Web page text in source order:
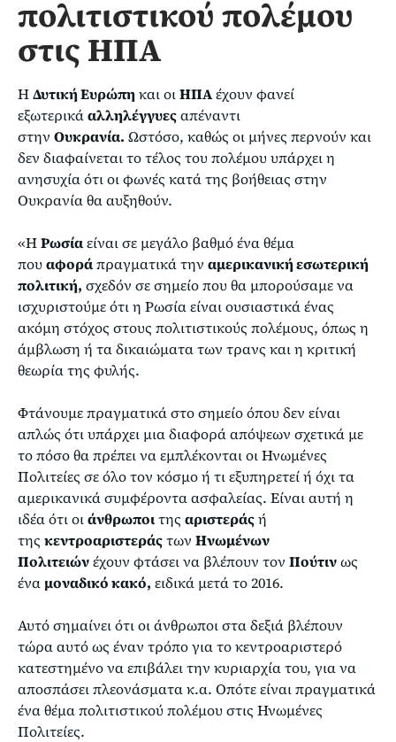
πολιτιστικού πολέμου
στις ΗΠΑ
ΗΔυτική Ευρώπηκαι οιΗΠΑέχουν φανεί
εξωτερικάαλληλέγγυεςαπέναντι
στην Ουκρανία. Ωστόσο, καθώς οι μήνες περνούν και
δεν διαφαίνεται το τέλος του πολέμου υπάρχει η
ανησυχία ότι οι φωνές κατά της βοήθειας στην
Ουκρανία θα αυξηθούν.
«ΗΡωσίαείναι σε μεγάλο βαθμό ένα θέμα
που αφοράπραγματικά την αμερικανική εσωτερική
πολιτική, σχεδόν σε σημείο που θα μπορούσαμε να
ισχυριστούμε ότι η Ρωσία είναι ουσιαστικά ένας
ακόμη στόχος στους πολιτιστικούς πολέμους, όπως η
άμβλωση ή τα δικαιώματα των τρανς και η κριτική
θεωρία της φυλής.
Φτάνουμε πραγματικά στο σημείο όπου δεν είναι
απλώς ότι υπάρχει μια διαφορά απόψεων σχετικά με
το πόσο θα πρέπει να εμπλέκονται οι Ηνωμένες
Πολιτείες σε όλο τον κόσμο ή τι εξυπηρετεί ή όχι τα
αμερικανικά συμφέροντα ασφαλείας. Είναι αυτή η
ιδέα ότι οιάνθρωποιτης αριστεράςή
της κεντροαριστεράςτων Ηνωμένων
Πολιτειώνέχουν φτάσει να βλέπουν τον Πούτινως
ένα μοναδικό κακό, ειδικά μετά το 2016.
Αυτό σημαίνει ότι οι άνθρωποι στα δεξιά βλέπουν
τώρα αυτό ως έναν τρόπο για το κεντροαριστερό
κατεστημένο να επιβάλει την κυριαρχία του, για να
αποσπάσει πλεονάσματα κ.α. Οπότε είναι πραγματικά
ένα θέμα πολιτιστικού πολέμου στις Ηνωμένες
Πολιτείες.